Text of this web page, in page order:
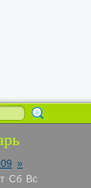
»
Сб Вс